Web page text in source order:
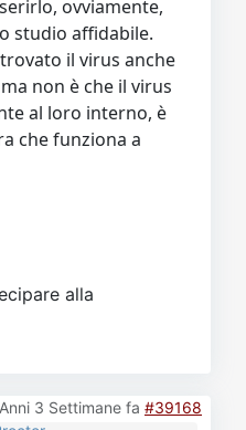
ovviamente,
studio affidabile.
il virus anche
non è che il virus
al loro interno, è
che funziona a
alla
3 Settimane fa #39168